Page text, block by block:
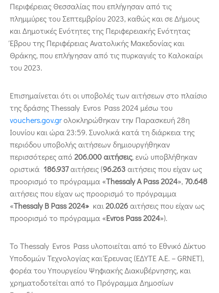
Περιφέρειας Θεσσαλίας που επλήγησαν από τις
πλημμύρες του Σεπτεμβρίου 2023, καθώς και σε Δήμους
και Δημοτικές Ενότητες της Περιφερειακής Ενότητας
Έβρου της Περιφέρειας Ανατολικής Μακεδονίας και
Θράκης, που επλήγησαν από τις πυρκαγιές το Καλοκαίρι
του 2023.
Επισημαίνεται ότι οι υποβολές των αιτήσεων στο πλαίσιο
της δράσης Thessaly Evros Pass 2024 μέσω του
vouchers.gov.grολοκληρώθηκαν την Παρασκευή 28η
Ιουνίου και ώρα 23:59. Συνολικά κατά τη διάρκεια της
περιόδου υποβολής αιτήσεων δημιουργήθηκαν
περισσότερες από 206.000 αιτήσεις, ενώ υποβλήθηκαν
οριστικά 186.937αιτήσεις (96.263 αιτήσεις που είχαν ως
προορισμό το πρόγραμμα «ThessalyA Pass2024»,70.648
αιτήσεις που είχαν ως προορισμό το πρόγραμμα
«Thessaly B Pass2024» και 20.026αιτήσεις που είχαν ως
προορισμό το πρόγραμμα «Evros Pass2024»).
Το Thessaly Evros Pass υλοποιείται από το Εθνικό Δίκτυο
Υποδομών Τεχνολογίας και Έρευνας (ΕΔΥΤΕ Α.Ε. – GRNET),
φορέα του Υπουργείου Ψηφιακής Διακυβέρνησης, και
χρηματοδοτείται από το Πρόγραμμα Δημοσίων